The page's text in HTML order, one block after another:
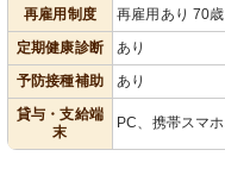
再雇用制度
再雇用あり 70
定期健康診断
あり
予防接種補助
あり
貸与・支給端
末
PC、携帯スマ